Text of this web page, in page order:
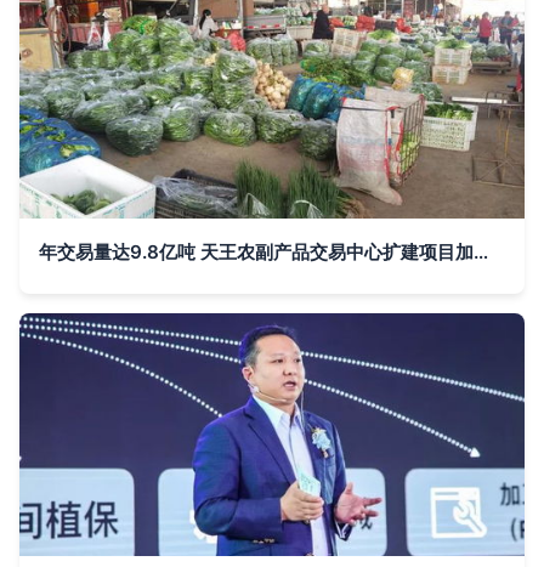
年交易量达9.8亿吨 天王农副产品交易中心扩建项目加速推进